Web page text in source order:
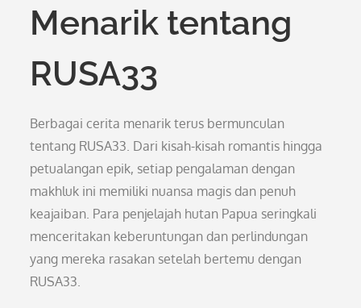
Menarik tentang
RUSA33
Berbagai cerita menarik terus bermunculan
tentang RUSA33. Dari kisah-kisah romantis hingga
petualangan epik, setiap pengalaman dengan
makhluk ini memiliki nuansa magis dan penuh
keajaiban. Para penjelajah hutan Papua seringkali
menceritakan keberuntungan dan perlindungan
yang mereka rasakan setelah bertemu dengan
RUSA33.